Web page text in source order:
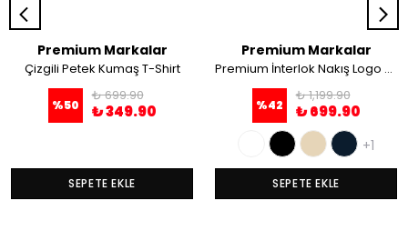
Premium Markalar
Çizgili Petek Kumaş T-Shirt
%50
₺ 699.90
₺ 349.90
SEPETE EKLE
Premium Markalar
Premium İnterlok Nakış Logo T-Shirt
%42
₺ 1,199.90
₺ 699.90
+1
SEPETE EKLE